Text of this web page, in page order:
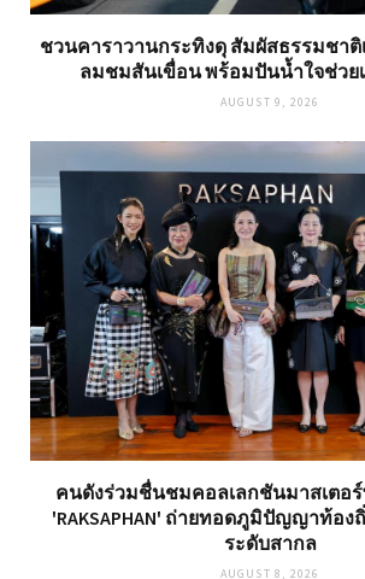
ชวนคาราวานกระทิงดุ สัมผัสธรรมชาติ
ลมชมสันเขื่อน พร้อมปันน้ำใจช่วย
AUGUST 9, 2026
คนดังร่วมชื่นชมคอลเลกชันมาสเตอ
'RAKSAPHAN' ถ่ายทอดภูมิปัญญาท้อ
ระดับสากล
AUGUST 8, 2026